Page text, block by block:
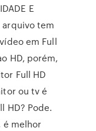
E
arquivo tem
em Full
HD, porém,
Full HD
ou tv é
HD? Pode.
é melhor